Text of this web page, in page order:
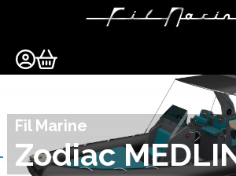
Fil Marine
Zodiac
Panneau de gestion des cookies